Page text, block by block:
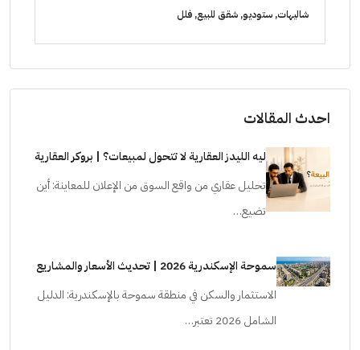
الشيخ زايد
ليه الليدز العقارية لا تتحول لمبيعات؟ | بروكر العقارية
تحليل عقاري من واقع السوق من الإعلان للمعاينة: أين
سموحة الإسكندرية 2026 | تحديث الأسعار والمشاريع
الاستثمار والسكن في منطقة سموحة بالإسكندرية: الدليل